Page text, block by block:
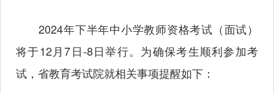
2024年下半年中小学教师资格考试（面试）
将于12月7日-8日举行。为确保考生顺利参加考
试，省教育考试院就相关事项提醒如下：